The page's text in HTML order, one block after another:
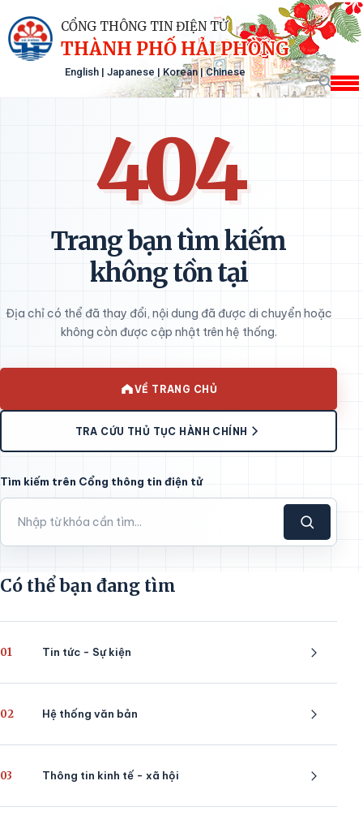
CỔNG THÔNG TIN ĐIỆN TỬ
THÀNH PHỐ HẢI PHÒNG
English | Japanese | Korean|Chinese
404
Trang bạn tìm kiếm
không tồn tại
Địa chỉ có thể đã thay đổi, nội dung đã được di chuyển hoặc
không còn được cập nhật trên hệ thống.
VỀ TRANG CHỦ
TRA CỨU THỦ TỤC HÀNH CHÍNH
Tìm kiếm trên Cổng thông tin điện tử
Có thể bạn đang tìm
01 Tin tức - Sự kiện
02 Hệ thống văn bản
03 Thông tin kinh tế - xã hội